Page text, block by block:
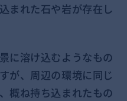
まれた石や岩が存在し
に溶け込むようなもの
が、周辺の環境に同じ
概ね持ち込まれたもの